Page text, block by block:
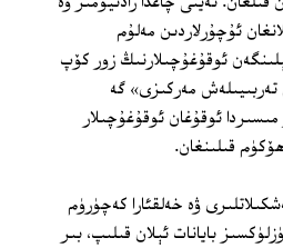
ئۇچۇرلاردىن مەلۇم
ئوقۇغۇچىلارنىڭ زور كۆپ
مەركىزى» گە
ئوقۇغان ئوقۇغۇچىلار
ۋە خەلقئارا كەچۈرۈم
بايانات ئېلان قىلىپ، بىر